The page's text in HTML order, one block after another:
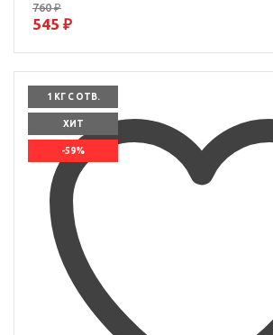
760 ₽
545 ₽
1 КГ С ОТВ.
ХИТ
-59%